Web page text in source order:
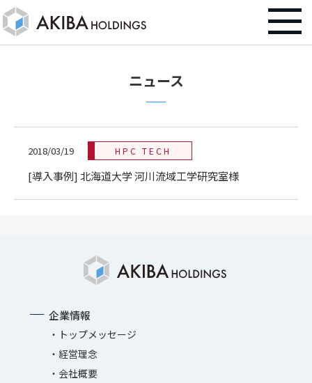
ニュース
2018/03/19 HPC TECH
[導入事例] 北海道大学 河川流域工学研究室様
企業情報
トップメッセージ
経営理念
会社概要